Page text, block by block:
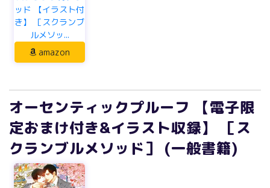
ッド 【イラスト付
き】 ［スクランブ
ルメソッ...
amazon
オーセンティックプルーフ 【電子限
定おまけ付き&イラスト収録】 ［ス
クランブルメソッド］ (一般書籍)